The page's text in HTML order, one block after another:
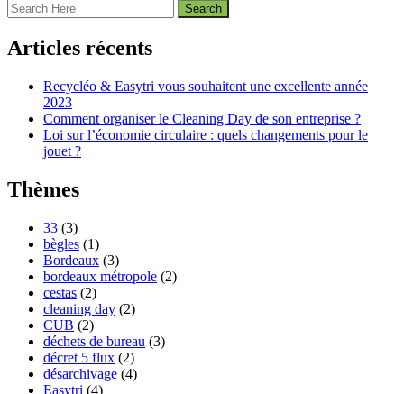
Articles récents
Recycléo & Easytri vous souhaitent une excellente année
2023
Comment organiser le Cleaning Day de son entreprise ?
Loi sur l’économie circulaire : quels changements pour le
jouet ?
Thèmes
33 (3)
bègles (1)
Bordeaux (3)
bordeaux métropole (2)
cestas (2)
cleaning day (2)
CUB (2)
déchets de bureau (3)
décret 5 flux (2)
désarchivage (4)
Easytri (4)